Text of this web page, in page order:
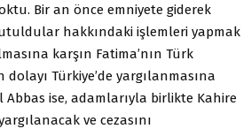
Bir an önce emniyete giderek
hakkındaki işlemleri yapmak
karşın Fatima’nın Türk
Türkiye’de yargılanmasına
Abbas ise, adamlarıyla birlikte Kahire
ve cezasını